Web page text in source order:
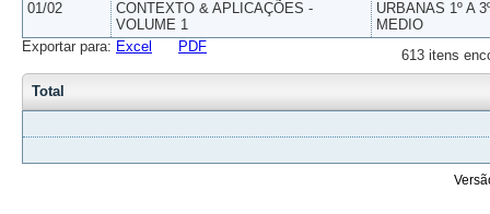
01/02
CONTEXTO & APLICAÇÕES -
VOLUME 1
URBANAS 1º A
MEDIO
613 itens
Exportar para: Excel PDF
Total